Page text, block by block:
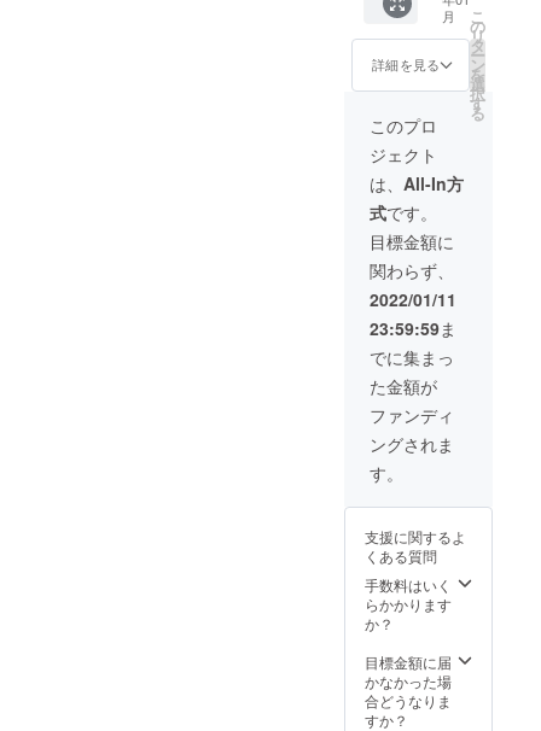
店舗が
存続す
有効 ※
店舗で
ンをお
受け取
りの
際、支
援が完
了して
いるこ
とが分
かる画
面をご
提示く
ださ
い。
リンク
付き ・
VIP様用
会員証
のお渡
し（初
回来店
時にお
渡し）
【お好
きな
ゲーム
タイト
ルを1種
類設置
可能
権】 ・
タイト
ルは店
舗側が
費用負
担で購
入（1タ
上限）
数は店
内に設
置済み
のハー
ドウェ
予定
（PC10
台（予
定）、
月
詳細を見る
こ
の
リ
タ
ー
ン
を
選
択
す
る
このプロ
ジェクト
は、 All-In方
式です。
目標金額に
関わらず、
2022/01/11
23:59:59ま
でに集まっ
た金額が
ファンディ
ングされま
す。
支援に関するよ
くある質問
手数料はいく
らかかります
か？
目標金額に届
かなかった場
合どうなりま
すか？